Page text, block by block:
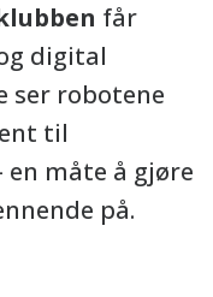
får
digital
ser robotene
til
måte å gjøre
på.